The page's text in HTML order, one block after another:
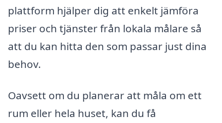
plattform hjälper dig att enkelt jämföra
priser och tjänster från lokala målare så
att du kan hitta den som passar just dina
behov.
Oavsett om du planerar att måla om ett
rum eller hela huset, kan du få